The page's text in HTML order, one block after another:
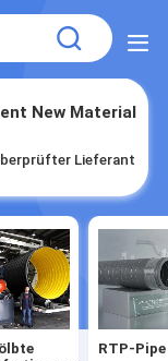
New Material
Lieferant
RTP-Pipe